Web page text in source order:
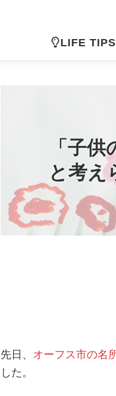
LIFE TIPS
「子
と考え
先日、 オーフス市の名
した。